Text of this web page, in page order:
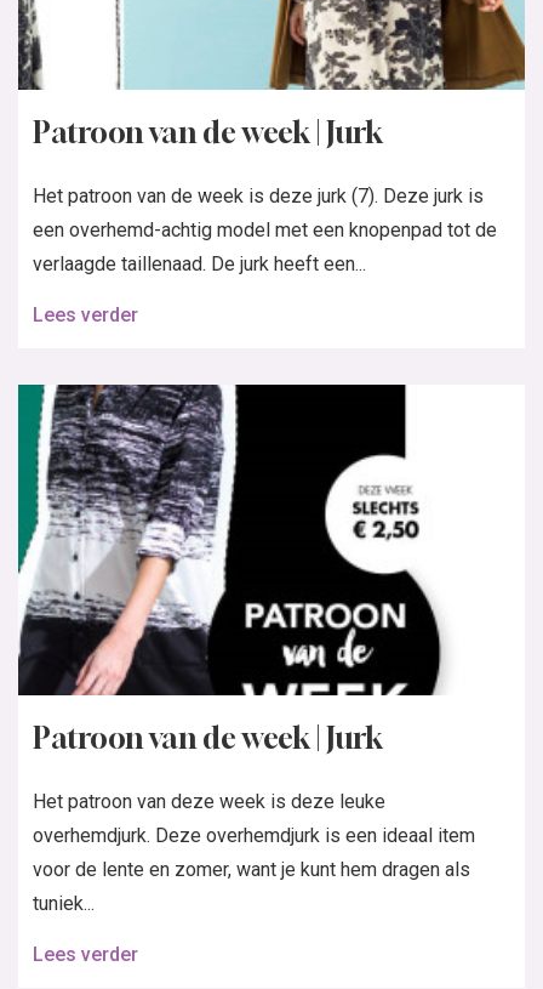
Patroon van de week | Jurk
Het patroon van de week is deze jurk (7). Deze jurk is
een overhemd-achtig model met een knopenpad tot de
verlaagde taillenaad. De jurk heeft een...
Lees verder
Patroon van de week | Jurk
Het patroon van deze week is deze leuke
overhemdjurk. Deze overhemdjurk is een ideaal item
voor de lente en zomer, want je kunt hem dragen als
tuniek...
Lees verder